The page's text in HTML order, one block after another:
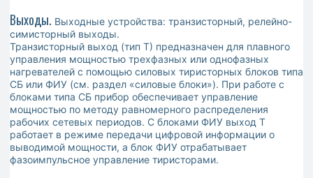
Выходы. Выходные устройства: транзисторный, релейно-
симисторный выходы.
Транзисторный выход (тип Т) предназначен для плавного
управления мощностью трехфазных или однофазных
нагревателей с помощью силовых тиристорных блоков типа
СБ или ФИУ (см. раздел «силовые блоки»). При работе с
блоками типа СБ прибор обеспечивает управление
мощностью по методу равномерного распределения
рабочих сетевых периодов. С блоками ФИУ выход Т
работает в режиме передачи цифровой информации о
выводимой мощности, а блок ФИУ отрабатывает
фазоимпульсное управление тиристорами.